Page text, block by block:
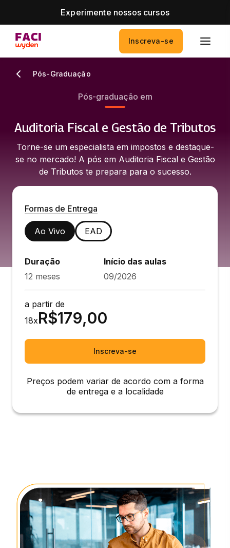
Experimente nossos cursos
Inscreva-se
Pós-Graduação
Pós-graduação em
Auditoria Fiscal e Gestão de Tributos
Torne-se um especialista em impostos e destaque-
se no mercado! A pós em Auditoria Fiscal e Gestão
de Tributos te prepara para o sucesso.
Formas de Entrega
Ao Vivo EAD
Duração
12 meses
Início das aulas
09/2026
a partir de
18xR$179,00
Inscreva-se
Preços podem variar de acordo com a forma
de entrega e a localidade